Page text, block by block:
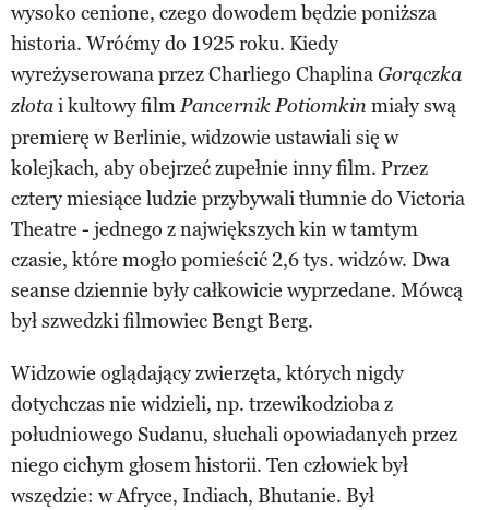
wysoko cenione, czego dowodem będzie poniższa
historia. Wróćmy do 1925 roku. Kiedy
wyreżyserowana przez Charliego Chaplina Gorączka
złotai kultowy filmPancernik Potiomkin miały swą
premierę w Berlinie, widzowie ustawiali się w
kolejkach, aby obejrzeć zupełnie inny film. Przez
cztery miesiące ludzie przybywali tłumnie do Victoria
Theatre - jednego z największych kin w tamtym
czasie, które mogło pomieścić 2,6 tys. widzów. Dwa
seanse dziennie były całkowicie wyprzedane. Mówcą
był szwedzki filmowiec Bengt Berg.
Widzowie oglądający zwierzęta, których nigdy
dotychczas nie widzieli, np. trzewikodzioba z
południowego Sudanu, słuchali opowiadanych przez
niego cichym głosem historii. Ten człowiek był
wszędzie: w Afryce, Indiach, Bhutanie. Był